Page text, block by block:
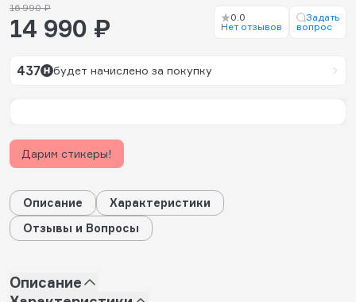
16 990 ₽
14 990 ₽
0.0
Нет отзывов
Задать
вопрос
437 будет начислено за покупку
Дарим стикеры!
Описание
Характеристики
Отзывы и Вопросы
Описание